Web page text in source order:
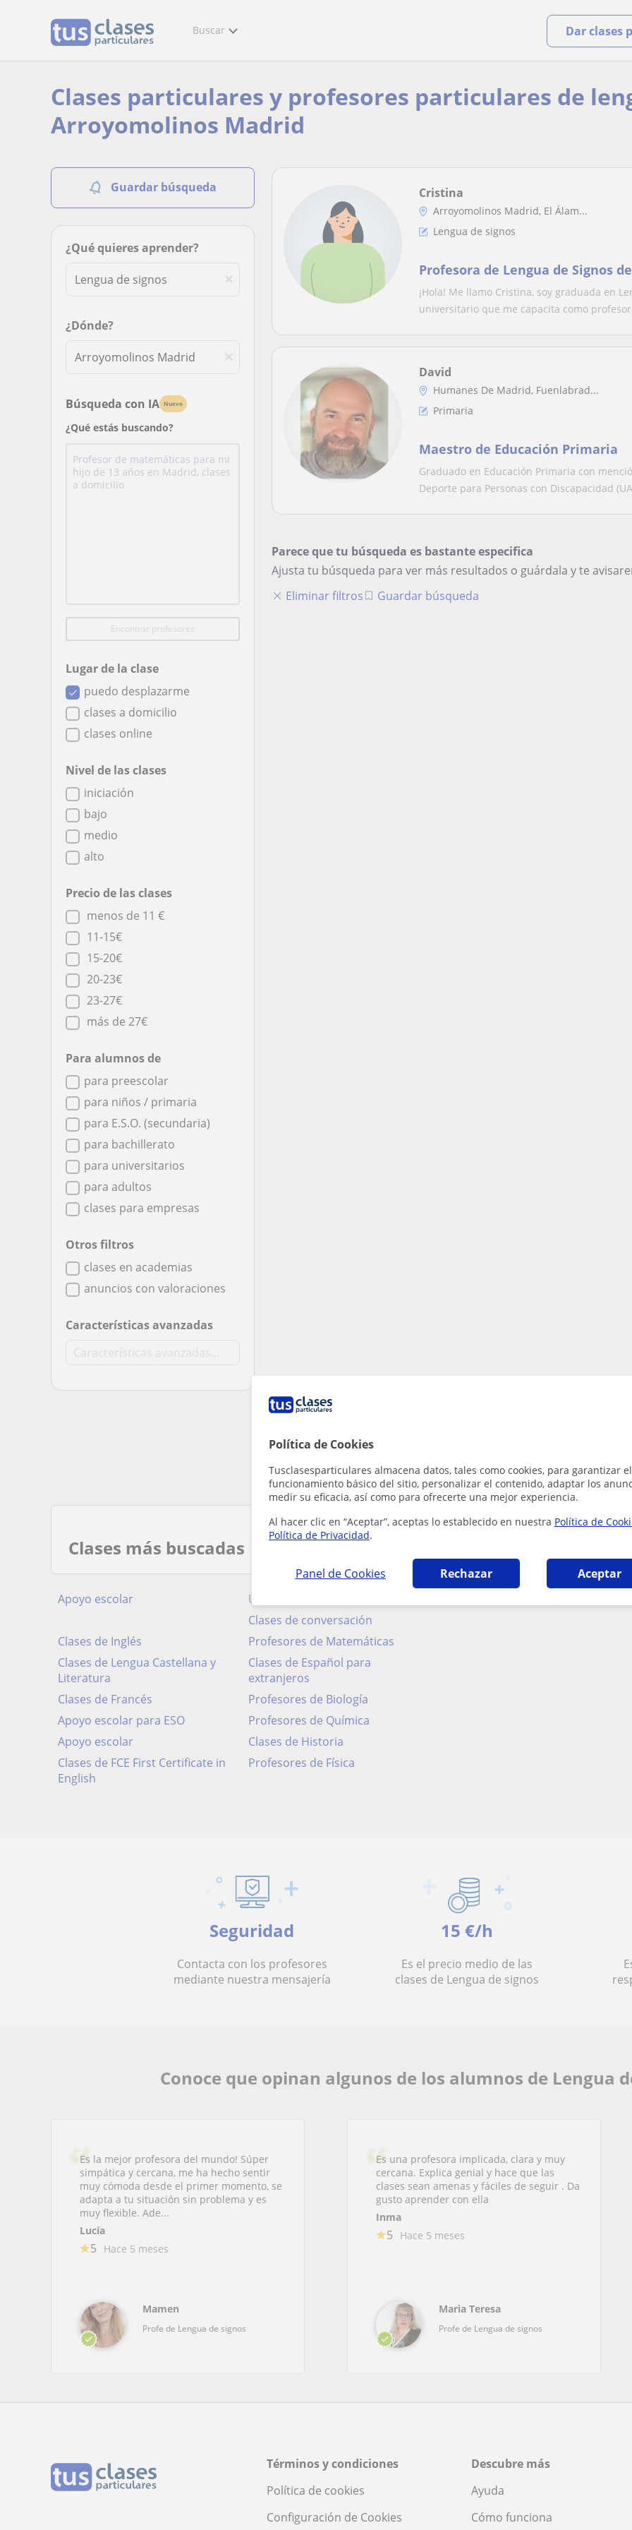
Política de Cookies
Tusclasesparticulares almacena datos, tales como cookies, para garantizar el
funcionamiento básico del sitio, personalizar el contenido, adaptar los
medir su eficacia, así como para ofrecerte una mejor experiencia.
Al hacer clic en “Aceptar”, aceptas lo establecido en nuestra Política de
Política de Privacidad.
Panel de Cookies Rechazar Aceptar
Buscar Dar clases
Clases particulares y profesores particulares de
Arroyomolinos Madrid
Guardar búsqueda
¿Qué quieres aprender?
¿Dónde?
Búsqueda con IA Nuevo
¿Qué estás buscando?
Encontrar profesores
Lugar de la clase
puedo desplazarme
clases a domicilio
clases online
Nivel de las clases
iniciación
bajo
medio
alto
Precio de las clases
menos de 11 €
11-15€
15-20€
20-23€
23-27€
más de 27€
Para alumnos de
para preescolar
para niños / primaria
para E.S.O. (secundaria)
para bachillerato
para universitarios
para adultos
clases para empresas
Otros filtros
clases en academias
anuncios con valoraciones
Características avanzadas
Cristina
Arroyomolinos Madrid, El Álam...
Lengua de signos
Profesora de Lengua de Signos
¡Hola! Me llamo Cristina, soy graduada en
universitario que me capacita como
David
Humanes De Madrid, Fuenlabrad...
Primaria
Maestro de Educación Primaria
Graduado en Educación Primaria con
Deporte para Personas con Discapacidad
Parece que tu búsqueda es bastante especifica
Ajusta tu búsqueda para ver más resultados o guárdala y te
Eliminar filtros
Guardar búsqueda
Clases más buscadas
Apoyo escolar
Clases de conversación
Clases de Inglés
Profesores de Matemáticas
Clases de Lengua Castellana y
Literatura
Clases de Español para
extranjeros
Clases de Francés
Profesores de Biología
Apoyo escolar para ESO
Profesores de Química
Apoyo escolar
Clases de Historia
Clases de FCE First Certificate in
English
Profesores de Física
Seguridad
Contacta con los profesores
mediante nuestra mensajería
15 €/h
Es el precio medio de las
clases de Lengua de signos
Conoce que opinan algunos de los alumnos de Lengua
Es la mejor profesora del mundo! Súper
simpática y cercana, me ha hecho sentir
muy cómoda desde el primer momento, se
adapta a tu situación sin problema y es
muy flexible. Ade...
Lucía
5 Hace 5 meses
Mamen
Profe de Lengua de signos
Es una profesora implicada, clara y muy
cercana. Explica genial y hace que las
clases sean amenas y fáciles de seguir . Da
gusto aprender con ella
Inma
5 Hace 5 meses
Maria Teresa
Profe de Lengua de signos
Términos y condiciones
Política de cookies
Configuración de Cookies
Descubre más
Ayuda
Cómo funciona